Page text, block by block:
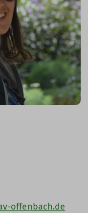
offenbach.de